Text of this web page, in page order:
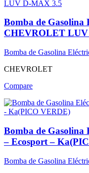
Bomba de
CHEVROLET
Bomba de Gasolina
CHEVROLET
Compare
Bomba de Gasolina
– Ecosport –
Bomba de Gasolina